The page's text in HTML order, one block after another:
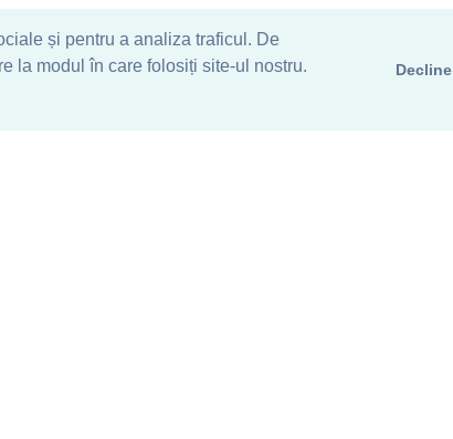
și pentru a analiza traficul. De
la modul în care folosiți site-ul nostru.
Decline